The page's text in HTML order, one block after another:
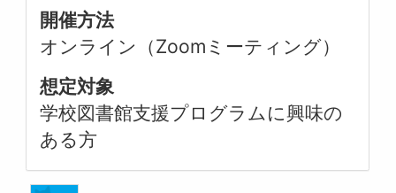
開催方法
オンライン（Zoomミーティング）
想定対象
学校図書館支援プログラムに興味の
ある方